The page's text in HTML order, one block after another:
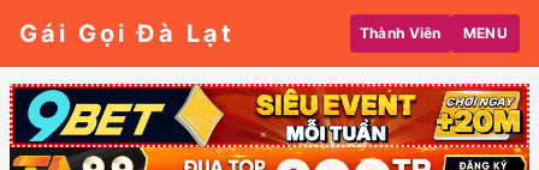
Gái Gọi Đà Lạt Thành Viên MENU